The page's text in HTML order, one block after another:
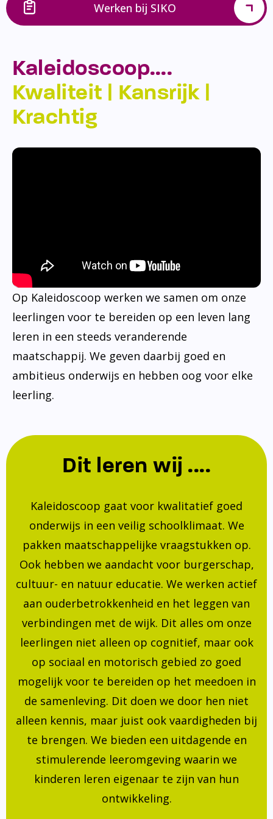
Werken bij SIKO
Kaleidoscoop….
Kwaliteit | Kansrijk |
Krachtig
Op Kaleidoscoop werken we samen om onze
leerlingen voor te bereiden op een leven lang
leren in een steeds veranderende
maatschappij. We geven daarbij goed en
ambitieus onderwijs en hebben oog voor elke
leerling.
Dit leren wij ....
Kaleidoscoop gaat voor kwalitatief goed
onderwijs in een veilig schoolklimaat. We
pakken maatschappelijke vraagstukken op.
Ook hebben we aandacht voor burgerschap,
cultuur- en natuur educatie. We werken actief
aan ouderbetrokkenheid en het leggen van
verbindingen met de wijk. Dit alles om onze
leerlingen niet alleen op cognitief, maar ook
op sociaal en motorisch gebied zo goed
mogelijk voor te bereiden op het meedoen in
de samenleving. Dit doen we door hen niet
alleen kennis, maar juist ook vaardigheden bij
te brengen. We bieden een uitdagende en
stimulerende leeromgeving waarin we
kinderen leren eigenaar te zijn van hun
ontwikkeling.